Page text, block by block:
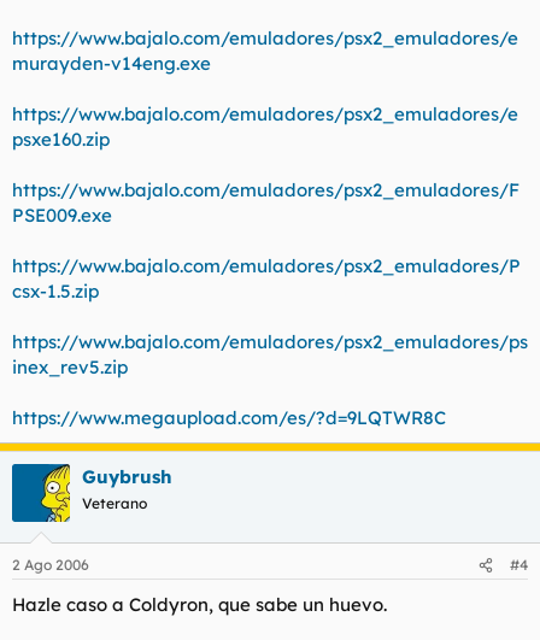
https://www.bajalo.com/emuladores/psx2_emuladores/e
murayden-v14eng.exe
https://www.bajalo.com/emuladores/psx2_emuladores/e
psxe160.zip
https://www.bajalo.com/emuladores/psx2_emuladores/F
PSE009.exe
https://www.bajalo.com/emuladores/psx2_emuladores/P
csx-1.5.zip
https://www.bajalo.com/emuladores/psx2_emuladores/ps
inex_rev5.zip
https://www.megaupload.com/es/?d=9LQTWR8C
Guybrush
Veterano
2 Ago 2006 #4
Hazle caso a Coldyron, que sabe un huevo.